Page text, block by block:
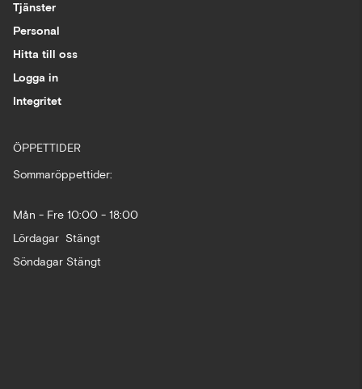
Tjänster
Personal
Hitta till oss
Logga in
Integritet
ÖPPETTIDER
Sommaröppettider:
Mån - Fre 10:00 - 18:00
Lördagar Stängt
Söndagar Stängt